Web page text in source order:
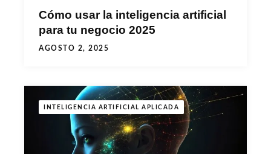
Cómo usar la inteligencia artificial
para tu negocio 2025
AGOSTO 2, 2025
INTELIGENCIA ARTIFICIAL APLICADA